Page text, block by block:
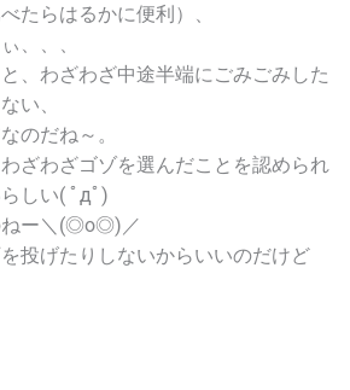
たらはるかに便利）、
、、、
、わざわざ中途半端にごみごみした
い、
のだね～。
ざわざゴゾを選んだことを認められ
しい( ﾟдﾟ)
ねー＼(◎o◎)／
投げたりしないからいいのだけど